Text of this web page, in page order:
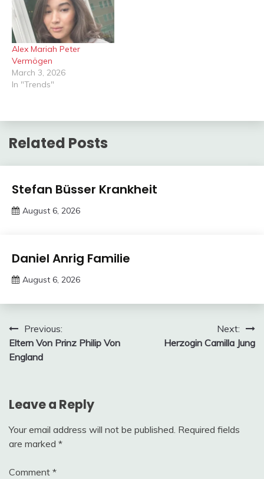
Alex Mariah Peter
Vermögen
March 3, 2026
In "Trends"
Related Posts
Trends
Stefan Büsser Krankheit
August 6, 2026
Trends
Daniel Anrig Familie
August 6, 2026
Post
navigation
Previous:
Eltern Von Prinz Philip Von
England
Next:
Herzogin Camilla Jung
Leave a Reply
Your email address will not be published. Required fields
are marked *
Comment *